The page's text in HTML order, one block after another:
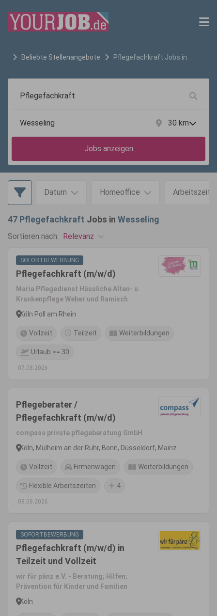
Beliebte Stellenangebote Pflegefachkraft Jobs in
30 km
Jobs anzeigen
Datum Homeoffice Arbeitszeit
47 Pflegefachkraft Jobs in Wesseling
Sortieren nach: Relevanz
SOFORTBEWERBUNG
Pflegefachkraft (m/w/d)
Maria Pflegedienst Häusliche Alten- u.
Krankenpflege Weber und Ramisch
Köln Poll am Rhein
Vollzeit Teilzeit Weiterbildungen
Urlaub >= 30
07.08.2026
Pflegeberater /
Pflegefachkraft (m/w/d)
compass private pflegeberatung GmbH
Köln, Mülheim an der Ruhr, Bonn, Düsseldorf, Mainz
Vollzeit Firmenwagen Weiterbildungen
Flexible Arbeitszeiten 4
08.08.2026
SOFORTBEWERBUNG
Pflegefachkraft (m/w/d) in
Teilzeit und Vollzeit
wir für pänz e.V. - Beratung; Hilfen;
Prävention für Kinder und Familien
Köln